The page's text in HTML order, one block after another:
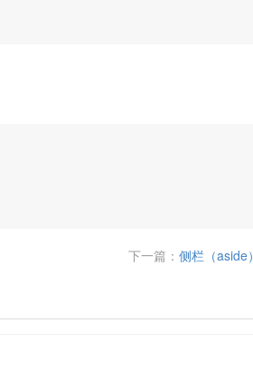
下一篇： 侧栏（aside）